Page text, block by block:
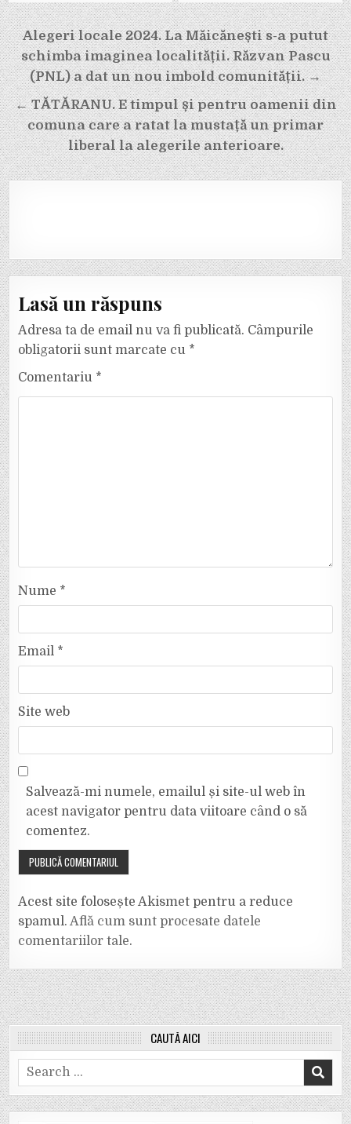
Navigare
în
articole
Alegeri locale 2024. La Măicănești s-a putut
schimba imaginea localității. Răzvan Pascu
(PNL) a dat un nou imbold comunității. →
← TĂTĂRANU. E timpul și pentru oamenii din
comuna care a ratat la mustață un primar
liberal la alegerile anterioare.
Lasă un răspuns
Adresa ta de email nu va fi publicată. Câmpurile
obligatorii sunt marcate cu *
Comentariu *
Nume *
Email *
Site web
Salvează-mi numele, emailul și site-ul web în
acest navigator pentru data viitoare când o să
comentez.
Acest site folosește Akismet pentru a reduce
spamul. Află cum sunt procesate datele
comentariilor tale.
CAUTĂ AICI
Search
for: